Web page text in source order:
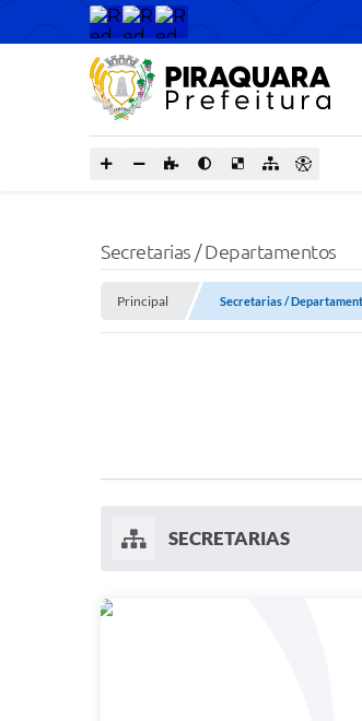
Secretarias / Departamentos
Principal Secretarias /
SECRETARIAS